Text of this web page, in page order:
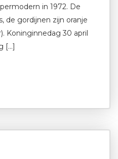
in 1972. De
de gordijnen zijn oranje
Koninginnedag 30 april
[…]